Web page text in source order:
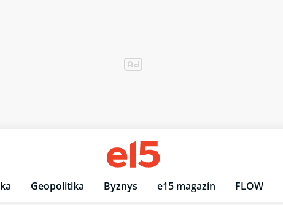
Geopolitika Byznys e15 magazín FLOW